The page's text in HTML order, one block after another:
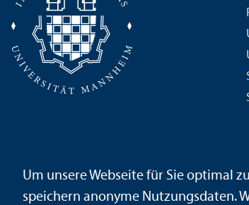
Um unsere Webseite für Sie optimal
speichern anonyme Nutzungs­daten.